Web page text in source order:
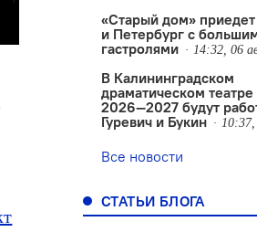
«Старый дом»
и Петербург с
гастролями
14:32, 06
В Калининградском
драматическом театре
2026—2027 будут
Гуревич и Букин
10:37,
Все новости
СТАТЬИ БЛОГА